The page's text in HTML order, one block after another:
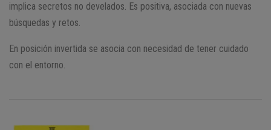
implica secretos no develados. Es positiva, asociada con nuevas
búsquedas y retos.
En posición invertida se asocia con necesidad de tener cuidado
con el entorno.